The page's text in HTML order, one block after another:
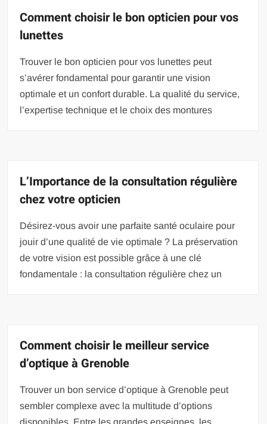
Comment choisir le bon opticien pour vos
lunettes
Trouver le bon opticien pour vos lunettes peut
s’avérer fondamental pour garantir une vision
optimale et un confort durable. La qualité du service,
l’expertise technique et le choix des montures
L’Importance de la consultation régulière
chez votre opticien
Désirez-vous avoir une parfaite santé oculaire pour
jouir d’une qualité de vie optimale ? La préservation
de votre vision est possible grâce à une clé
fondamentale : la consultation régulière chez un
Comment choisir le meilleur service
d’optique à Grenoble
Trouver un bon service d’optique à Grenoble peut
sembler complexe avec la multitude d’options
disponibles. Entre les grandes enseignes, les